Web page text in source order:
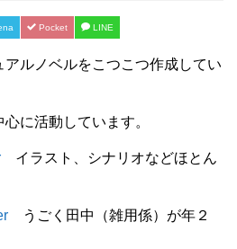
Pocket LINE
ルノベルをこつこつ作成してい
に活動しています。
イラスト、シナリオなどほとん
うごく田中（雑用係）が年２